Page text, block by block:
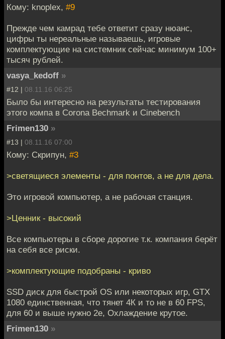
Кому: knoplex, #9
Прежде чем камрад тебе ответит сразу нюанс,
цифры ты нереальные называешь, игровые
комплектующие на системник сейчас минимум 100+
тысяч рублей.
vasya_kedoff »
#12 | 08.11.16 06:25
Было бы интересно на результаты тестирования
этого компа в Corona Bechmark и Cinebench
Frimen130 »
#13 | 08.11.16 07:00
Кому: Скрипун, #3
>светящиеся элементы - для понтов, а не для дела.
Это игровой компьютер, а не рабочая станция.
>Ценник - высокий
Все компьютеры в сборе дорогие т.к. компания берёт
на себя все риски.
>комплектующие подобраны - криво
SSD диск для быстрой OS или некоторых игр, GTX
1080 единственная, что тянет 4К и то не в 60 FPS,
для 60 и выше нужно 2е, Охлаждение крутое.
Frimen130 »